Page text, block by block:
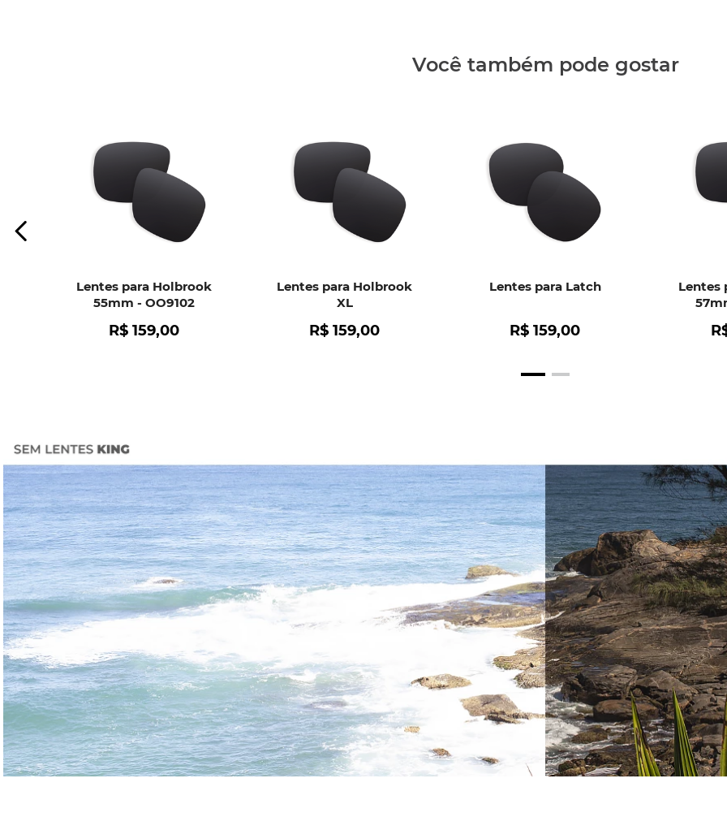
Você também pode gostar
Lentes para Holbrook
55mm - OO9102
R$ 159,00
Lentes para Holbrook
XL
R$ 159,00
Lentes para Latch
R$ 159,00
Lentes